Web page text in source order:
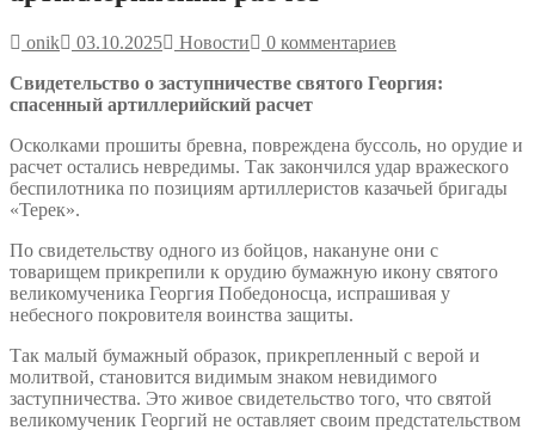
onik 03.10.2025 Новости
0 комментариев
Свидетельство о заступничестве святого Георгия:
спасенный артиллерийский расчет
Осколками прошиты бревна, повреждена буссоль, но орудие и
расчет остались невредимы. Так закончился удар вражеского
беспилотника по позициям артиллеристов казачьей бригады
«Терек».
По свидетельству одного из бойцов, накануне они с
товарищем прикрепили к орудию бумажную икону святого
великомученика Георгия Победоносца, испрашивая у
небесного покровителя воинства защиты.
Так малый бумажный образок, прикрепленный с верой и
молитвой, становится видимым знаком невидимого
заступничества. Это живое свидетельство того, что святой
великомученик Георгий не оставляет своим предстательством